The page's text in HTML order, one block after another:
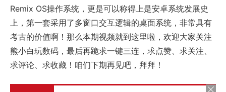
Remix OS操作系统，更是可以称得上是安卓系统发展史
上，第一套采用了多窗口交互逻辑的桌面系统，非常具有
考古的价值啊！那么本期视频就到这里啦，欢迎大家关注
熊小白玩数码，最后再跪求一键三连，求点赞、求关注、
求评论、求收藏！咱们下期再见吧，拜拜！